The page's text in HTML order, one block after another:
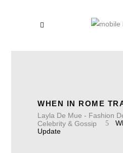
WHEN IN ROME
Layla De Mue - Fashion
Celebrity & Gossip
Update